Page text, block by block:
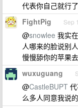
代表你自己就行
FightPig Sep
@snowlee 我实
人哪来的脸说别
慢慢舔你的苹果
wuxuguang
@CastleBUPT
么多人同意我说